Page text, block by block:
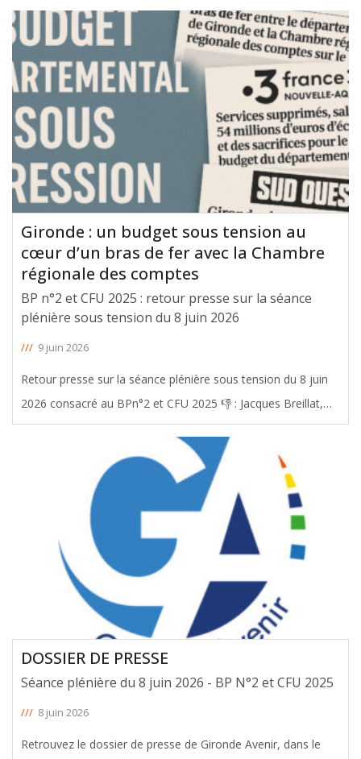
Gironde : un budget sous tension au
cœur d’un bras de fer avec la Chambre
régionale des comptes
BP n°2 et CFU 2025 : retour presse sur la séance
plénière sous tension du 8 juin 2026
/// 9 juin 2026
Retour presse sur la séance plénière sous tension du 8 juin
2026 consacré au BPn°2 et CFU 2025 👎 : Jacques Breillat,
Président de Gironde Avenir, alerte sur une gestion sous
contrainte Face à cette situation, Jacques Breillat dénonce
DOSSIER DE PRESSE
Séance plénière du 8 juin 2026 - BP N°2 et CFU 2025
/// 8 juin 2026
Retrouvez le dossier de presse de Gironde Avenir, dans le